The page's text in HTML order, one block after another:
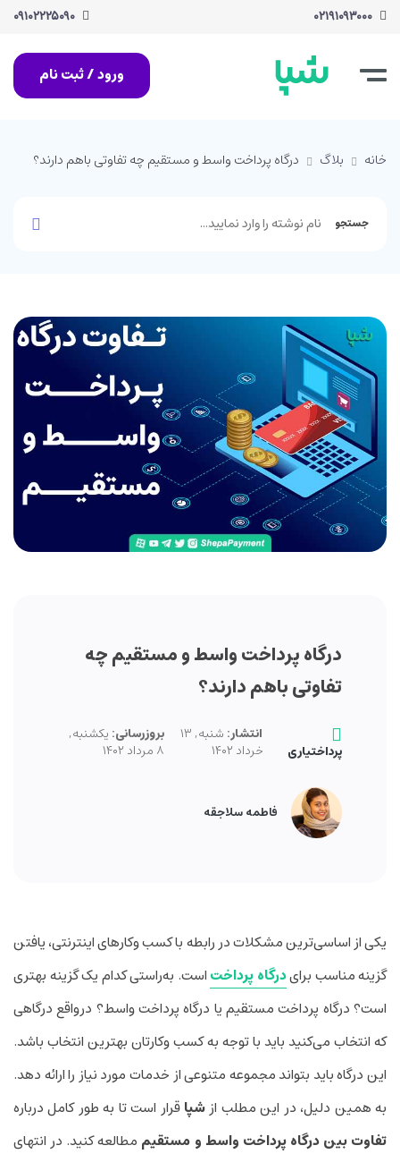
۰۲۱۹۱۰۹۳۰۰۰ ۰۹۱۰۲۲۲۵۰۹۰
ورود / ثبت نام
خانه بلاگ درگاه پرداخت واسط و مستقیم چه تفاوتی باهم دارند؟
جستجو
درگاه پرداخت واسط و مستقیم چه
تفاوتی باهم دارند؟
پرداختیاری
انتشار:
شنبه, ۱۳
خرداد ۱۴۰۲
بروزرسانی: یکشنبه,
۸ مرداد ۱۴۰۲
فاطمه سلاجقه
یکی از اساسی‌ترین مشکلات در رابطه با کسب وکارهای اینترنتی، یافتن
گزینه مناسب برایدرگاه پرداختاست. به‌راستی کدام یک گزینه بهتری
است؟ درگاه پرداخت مستقیم یا درگاه پرداخت واسط؟ درواقع درگاهی
که انتخاب می‌کنید باید با توجه به کسب وکارتان بهترین انتخاب باشد.
این درگاه باید بتواند مجموعه متنوعی از خدمات مورد نیاز را ارائه دهد.
به همین دلیل، در این مطلب ازشپاقرار است تا به طور کامل درباره
تفاوت بین درگاه پرداخت واسط و مستقیم مطالعه کنید. در انتهای